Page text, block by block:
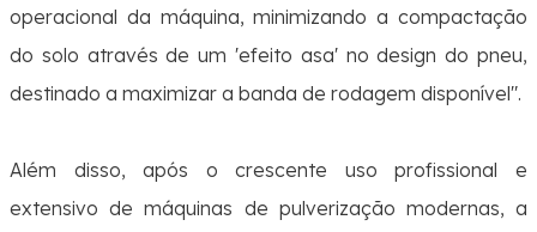
operacional da máquina, minimizando a compactação
do solo através de um 'efeito asa' no design do pneu,
destinado a maximizar a banda de rodagem disponível".
Além disso, após o crescente uso profissional e
extensivo de máquinas de pulverização modernas, a